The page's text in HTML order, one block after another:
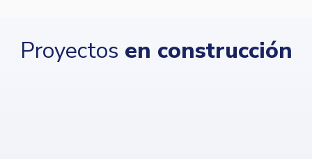
Proyectos en construcción